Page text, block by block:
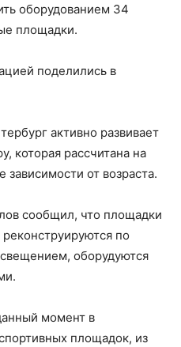
оборудованием 34
площадки.
поделились в
активно развивает
которая рассчитана на
зависимости от возраста.
сообщил, что площадки
по
оборудуются
момент в
площадок, из